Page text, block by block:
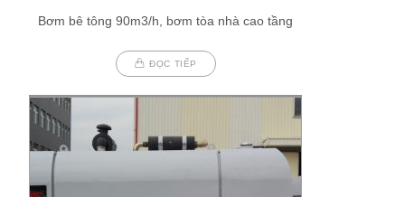
Bơm bê tông 90m3/h, bơm tòa nhà cao tầng
ĐỌC TIẾP